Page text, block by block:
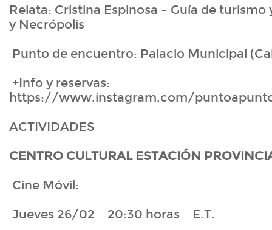
Relata: Cristina Espinosa – Guía de
y Necrópolis
Punto de encuentro: Palacio Municipal
+Info y reservas:
https://www.instagram.com/
ACTIVIDADES
CENTRO CULTURAL ESTACIÓN
Cine Móvil:
Jueves 26/02 – 20:30 horas – E.T.